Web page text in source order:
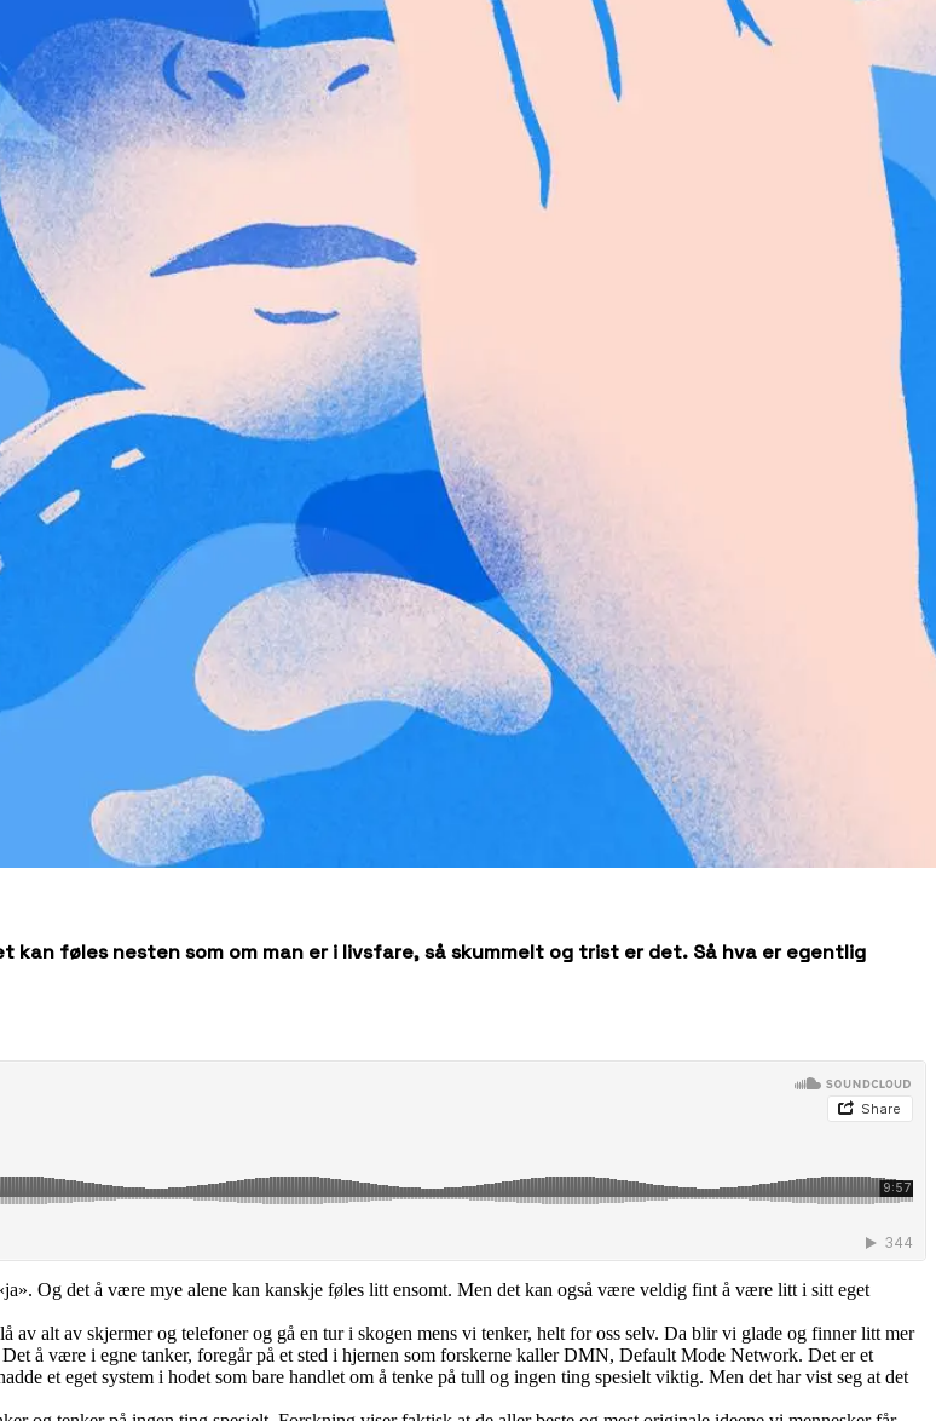
føles nesten som om man er i livsfare, så skummelt og trist er det. Så hva er egentlig
Og det å være mye alene kan kanskje føles litt ensomt. Men det kan også være veldig fint å være litt i sitt eget
av alt av skjermer og telefoner og gå en tur i skogen mens vi tenker, helt for oss selv. Da blir vi glade og finner litt mer
å være i egne tanker, foregår på et sted i hjernen som forskerne kaller DMN, Default Mode Network. Det er et
et eget system i hodet som bare handlet om å tenke på tull og ingen ting spesielt viktig. Men det har vist seg at det